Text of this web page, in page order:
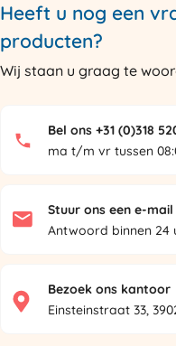
Heeft u nog een
producten?
Wij staan u graag te
Bel ons +31 (0)318
ma t/m vr tussen
Stuur ons een e-mail
Antwoord binnen 24
Bezoek ons kantoor
Einsteinstraat 33,